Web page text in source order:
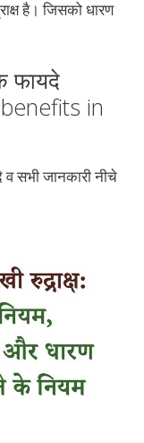
है। जिसको धारण
फायदे
in
सभी जानकारी नीचे